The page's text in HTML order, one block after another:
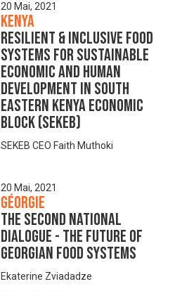
20 Mai, 2021
Kenya
Resilient & Inclusive Food
Systems for Sustainable
Economic and Human
Development in South
Eastern Kenya Economic
Block (SEKEB)
SEKEB CEO Faith Muthoki
20 Mai, 2021
Géorgie
The Second National
Dialogue - The Future of
Georgian Food Systems
Ekaterine Zviadadze